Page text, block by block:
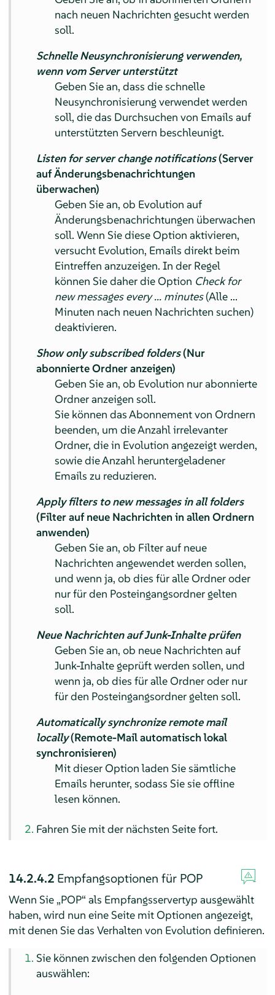
nach neuen Nachrichten gesucht werden
soll.
Schnelle Neusynchronisierung verwenden,
wenn vom Server unterstützt
Geben Sie an, dass die schnelle
Neusynchronisierung verwendet werden
soll, die das Durchsuchen von Emails auf
unterstützten Servern beschleunigt.
Listen for server change notifications(Server
auf Änderungsbenachrichtungen
überwachen)
Geben Sie an, ob Evolution auf
Änderungsbenachrichtungen überwachen
soll. Wenn Sie diese Option aktivieren,
versucht Evolution, Emails direkt beim
Eintreffen anzuzeigen. In der Regel
können Sie daher die Option Check for
new messages every ... minutes(Alle ...
Minuten nach neuen Nachrichten suchen)
deaktivieren.
Show only subscribed folders(Nur
abonnierte Ordner anzeigen)
Geben Sie an, ob Evolution nur abonnierte
Ordner anzeigen soll.
Sie können das Abonnement von Ordnern
beenden, um die Anzahl irrelevanter
Ordner, die in Evolution angezeigt werden,
sowie die Anzahl heruntergeladener
Emails zu reduzieren.
Apply filters to new messages in all folders
(Filter auf neue Nachrichten in allen Ordnern
anwenden)
Geben Sie an, ob Filter auf neue
Nachrichten angewendet werden sollen,
und wenn ja, ob dies für alle Ordner oder
nur für den Posteingangsordner gelten
soll.
Neue Nachrichten auf Junk-Inhalte prüfen
Geben Sie an, ob neue Nachrichten auf
Junk-Inhalte geprüft werden sollen, und
wenn ja, ob dies für alle Ordner oder nur
für den Posteingangsordner gelten soll.
Automatically synchronize remote mail
locally(Remote-Mail automatisch lokal
synchronisieren)
Mit dieser Option laden Sie sämtliche
Emails herunter, sodass Sie sie offline
lesen können.
Fahren Sie mit der nächsten Seite fort.
14.2.4.2 Empfangsoptionen für POP
Wenn Sie „POP“ als Empfangsservertyp ausgewählt
haben, wird nun eine Seite mit Optionen angezeigt,
mit denen Sie das Verhalten von Evolution definieren.
Sie können zwischen den folgenden Optionen
auswählen: